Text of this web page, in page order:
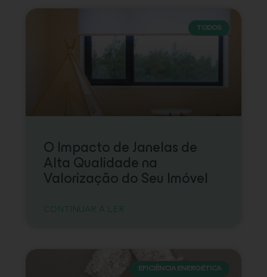
TODOS
O Impacto de Janelas de
Alta Qualidade na
Valorização do Seu Imóvel
CONTINUAR A LER
EFICIÊNCIA ENERGÉTICA